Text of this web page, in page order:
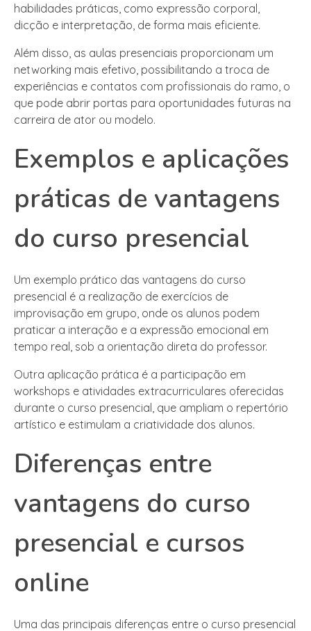
habilidades práticas, como expressão corporal,
dicção e interpretação, de forma mais eficiente.
Além disso, as aulas presenciais proporcionam um
networking mais efetivo, possibilitando a troca de
experiências e contatos com profissionais do ramo, o
que pode abrir portas para oportunidades futuras na
carreira de ator ou modelo.
Exemplos e aplicações
práticas de vantagens
do curso presencial
Um exemplo prático das vantagens do curso
presencial é a realização de exercícios de
improvisação em grupo, onde os alunos podem
praticar a interação e a expressão emocional em
tempo real, sob a orientação direta do professor.
Outra aplicação prática é a participação em
workshops e atividades extracurriculares oferecidas
durante o curso presencial, que ampliam o repertório
artístico e estimulam a criatividade dos alunos.
Diferenças entre
vantagens do curso
presencial e cursos
online
Uma das principais diferenças entre o curso presencial